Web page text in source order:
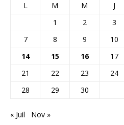
L M M J
1
2 3
7
8 9 10
14
15 16 17
21
22 23 24
28
29 30
« Juil Nov »